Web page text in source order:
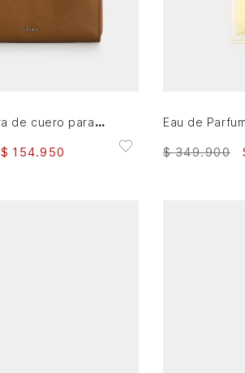
Portachequera de cuero para mujer Vesubio
$ 154.950 $ 349.900